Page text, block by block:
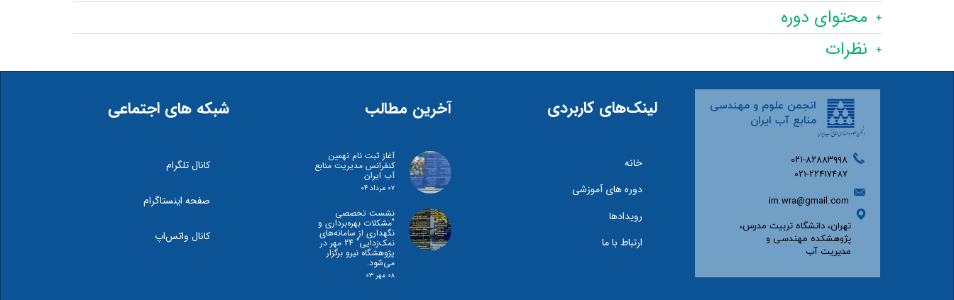
محتوای دوره
نظرات
انجمن علوم و مهندسی
منابع آب ایران
۰۲۱-۸۲۸۸۳۹۹۸
۰۲۱-22417487
irn.wra@gmail.com
تهران، دانشگاه تربیت مدرس،
پژوهشکده مهندسی و
مدیریت آب​​​​​​​
لینک‌های کاربردی
خانه
دوره های آموزشی
رویدادها
ارتباط با ما
آخرین مطالب
آغاز ثبت نام نهمین
کنفرانس مدیریت منابع
آب ایران
۰۷ مرداد ۰۴
نشست تخصصی
"مشكلات بهره‌برداری و
نگهداری از سامانه‌های
نمک‌زدايی" 24 مهر در
پژوهشگاه نیرو برگزار
می‌شود.
۰۸ مهر ۰۳
شبکه های اجتماعی
کانال تلگرام
صفحه اینستاگرام
کانال واتس‌اپ